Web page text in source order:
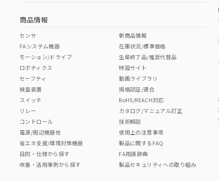
商品情報
センサ
FAシステム機器
モーション/ドライブ
ロボティクス
セーフティ
検査装置
スイッチ
リレー
コントロール
電源/周辺機器他
省エネ支援/環境対策機器
目的・仕様から探す
改善・活用事例から探す
新商品情報
在庫状況/標準価格
生産終了品/推奨代替品
特設サイト
動画ライブラリ
規格認証/適合
RoHS/REACH対応
カタログ/マニュアル訂正
技術解説
使用上の注意事項
製品に関するFAQ
FA用語辞典
製品セキュリティへの取り組み